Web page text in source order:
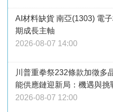
AI材料缺貨 南亞(1303) 電
期成長主軸
2026-08-07 14:00
川普重拳祭232條款加徵多
能供應鏈迎新局：機遇與挑
2026-08-07 12:00